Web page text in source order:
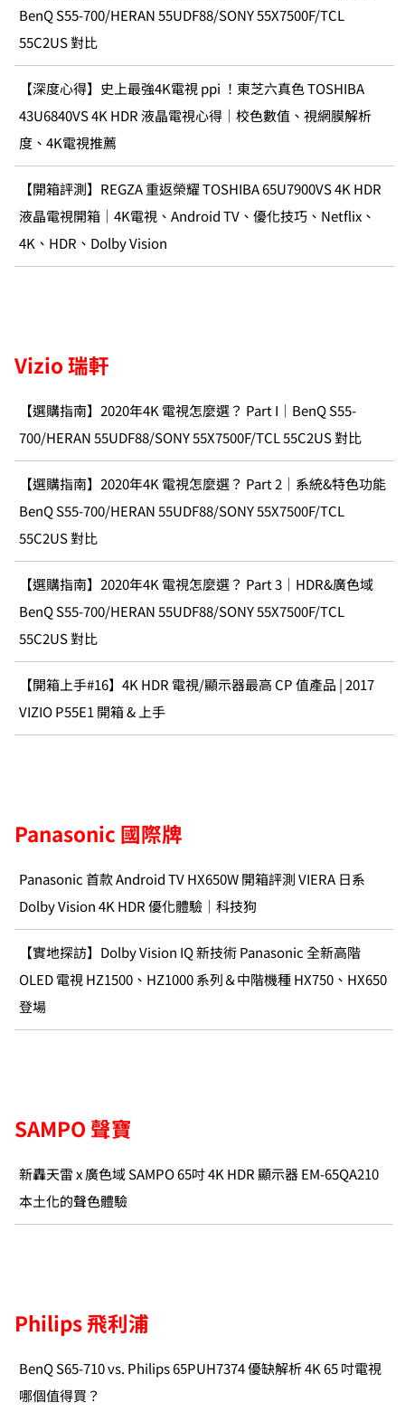
BenQ S55-700/HERAN 55UDF88/SONY 55X7500F/TCL
55C2US 對比
【深度心得】史上最強4K電視 ppi ！東芝六真色 TOSHIBA
43U6840VS 4K HDR 液晶電視心得｜校色數值、視網膜解析
度、4K電視推薦
【開箱評測】REGZA 重返榮耀 TOSHIBA 65U7900VS 4K HDR
液晶電視開箱｜4K電視、Android TV、優化技巧、Netflix、
4K、HDR、Dolby Vision
Vizio 瑞軒
【選購指南】2020年4K 電視怎麼選？ Part I｜BenQ S55-
700/HERAN 55UDF88/SONY 55X7500F/TCL 55C2US 對比
【選購指南】2020年4K 電視怎麼選？ Part 2｜系統&特色功能
BenQ S55-700/HERAN 55UDF88/SONY 55X7500F/TCL
55C2US 對比
【選購指南】2020年4K 電視怎麼選？ Part 3｜HDR&廣色域
BenQ S55-700/HERAN 55UDF88/SONY 55X7500F/TCL
55C2US 對比
【開箱上手#16】4K HDR 電視/顯示器最高 CP 值產品 | 2017
VIZIO P55E1 開箱 & 上手
Panasonic 國際牌
Panasonic 首款 Android TV HX650W 開箱評測 VIERA 日系
Dolby Vision 4K HDR 優化體驗｜科技狗
【實地探訪】Dolby Vision IQ 新技術 Panasonic 全新高階
OLED 電視 HZ1500、HZ1000 系列＆中階機種 HX750、HX650
登場
SAMPO 聲寶
新轟天雷 x 廣色域 SAMPO 65吋 4K HDR 顯示器 EM-65QA210
本土化的聲色體驗
Philips 飛利浦
BenQ S65-710 vs. Philips 65PUH7374 優缺解析 4K 65 吋電視
哪個值得買？